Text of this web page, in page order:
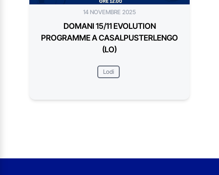
14 NOVEMBRE 2025
DOMANI 15/11 EVOLUTION
PROGRAMME A CASALPUSTERLENGO
(LO)
Lodi